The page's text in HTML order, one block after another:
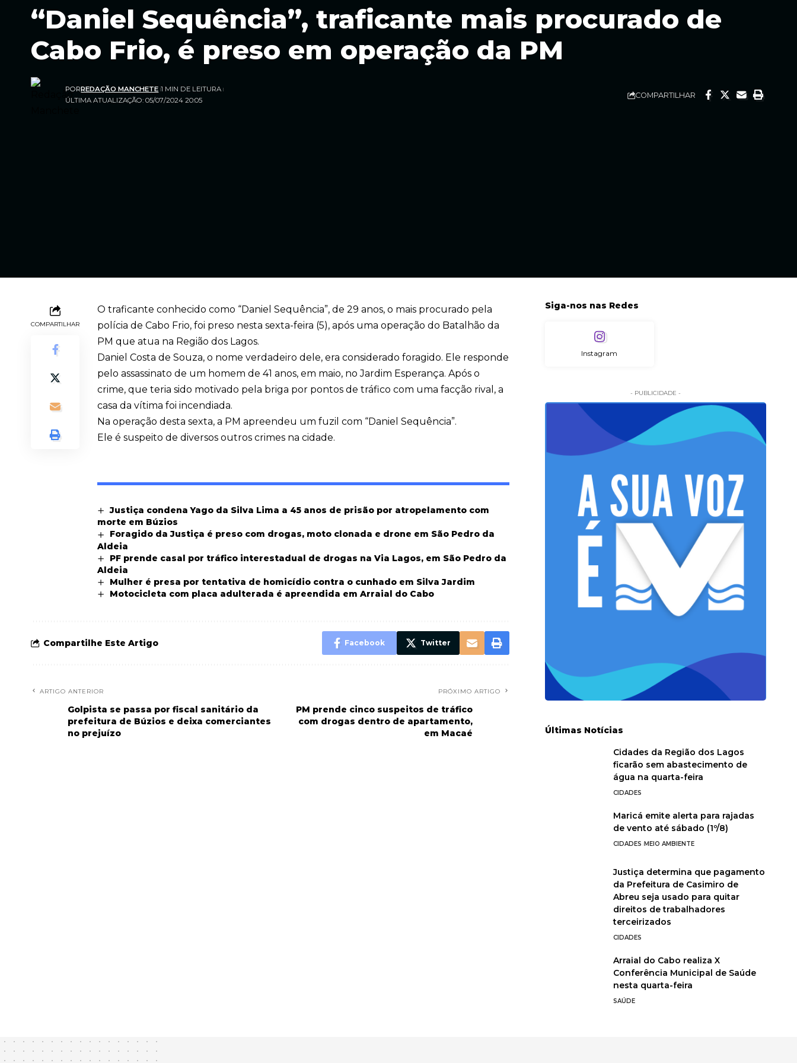
“Daniel Sequência”, traficante mais procurado de
Cabo Frio, é preso em operação da PM
ÚLTIMA ATUALIZAÇÃO: 05/07/2024 20:05
PORREDAÇÃO MANCHETE 1 MIN DE LEITURA
COMPARTILHAR
COMPARTILHAR
O traficante conhecido como “Daniel Sequência”, de 29 anos, o mais procurado pela
polícia de Cabo Frio, foi preso nesta sexta-feira (5), após uma operação do Batalhão da
PM que atua na Região dos Lagos.
Daniel Costa de Souza, o nome verdadeiro dele, era considerado foragido. Ele responde
pelo assassinato de um homem de 41 anos, em maio, no Jardim Esperança. Após o
crime, que teria sido motivado pela briga por pontos de tráfico com uma facção rival, a
casa da vítima foi incendiada.
Na operação desta sexta, a PM apreendeu um fuzil com “Daniel Sequência”.
Ele é suspeito de diversos outros crimes na cidade.
Justiça condena Yago da Silva Lima a 45 anos de prisão por atropelamento com
morte em Búzios
Foragido da Justiça é preso com drogas, moto clonada e drone em São Pedro da
Aldeia
PF prende casal por tráfico interestadual de drogas na Via Lagos, em São Pedro da
Aldeia
Mulher é presa por tentativa de homicídio contra o cunhado em Silva Jardim
Motocicleta com placa adulterada é apreendida em Arraial do Cabo
Compartilhe Este Artigo Facebook Twitter
ARTIGO ANTERIOR
Golpista se passa por fiscal sanitário da
prefeitura de Búzios e deixa comerciantes
no prejuízo
PRÓXIMO ARTIGO
PM prende cinco suspeitos de tráfico
com drogas dentro de apartamento,
em Macaé
Siga-nos nas Redes
Instagram
- PUBLICIDADE -
Últimas Notícias
Cidades da Região dos Lagos
ficarão sem abastecimento de
água na quarta-feira
CIDADES
Maricá emite alerta para rajadas
de vento até sábado (1º/8)
CIDADES MEIO AMBIENTE
Justiça determina que pagamento
da Prefeitura de Casimiro de
Abreu seja usado para quitar
direitos de trabalhadores
terceirizados
CIDADES
Arraial do Cabo realiza X
Conferência Municipal de Saúde
nesta quarta-feira
SAÚDE